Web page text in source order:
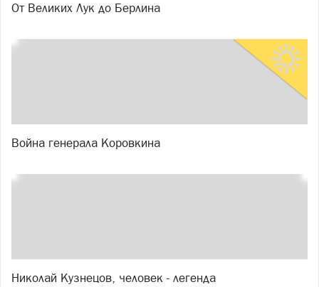
От Великих Лук до Берлина
Война генерала Коровкина
Николай Кузнецов, человек - легенда